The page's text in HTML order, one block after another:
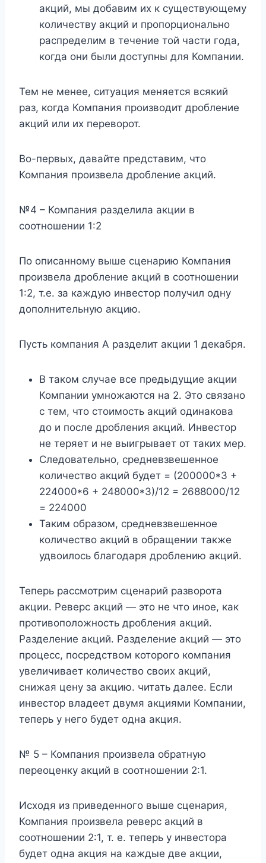
акций, мы добавим их к существующему
количеству акций и пропорционально
распределим в течение той части года,
когда они были доступны для Компании.
Тем не менее, ситуация меняется всякий
раз, когда Компания производит дробление
акций или их переворот.
Во-первых, давайте представим, что
Компания произвела дробление акций.
№4 – Компания разделила акции в
соотношении 1:2
По описанному выше сценарию Компания
произвела дробление акций в соотношении
1:2, т.е. за каждую инвестор получил одну
дополнительную акцию.
Пусть компания А разделит акции 1 декабря.
В таком случае все предыдущие акции
Компании умножаются на 2. Это связано
с тем, что стоимость акций одинакова
до и после дробления акций. Инвестор
не теряет и не выигрывает от таких мер.
Следовательно, средневзвешенное
количество акций будет = (200000*3 +
224000*6 + 248000*3)/12 = 2688000/12
= 224000
Таким образом, средневзвешенное
количество акций в обращении также
удвоилось благодаря дроблению акций.
Теперь рассмотрим сценарий разворота
акции. Реверс акций — это не что иное, как
противоположность дробления акций.
Разделение акций. Разделение акций — это
процесс, посредством которого компания
увеличивает количество своих акций,
снижая цену за акцию. читать далее. Если
инвестор владеет двумя акциями Компании,
теперь у него будет одна акция.
№ 5 – Компания произвела обратную
переоценку акций в соотношении 2:1.
Исходя из приведенного выше сценария,
Компания произвела реверс акций в
соотношении 2:1, т. е. теперь у инвестора
будет одна акция на каждые две акции,